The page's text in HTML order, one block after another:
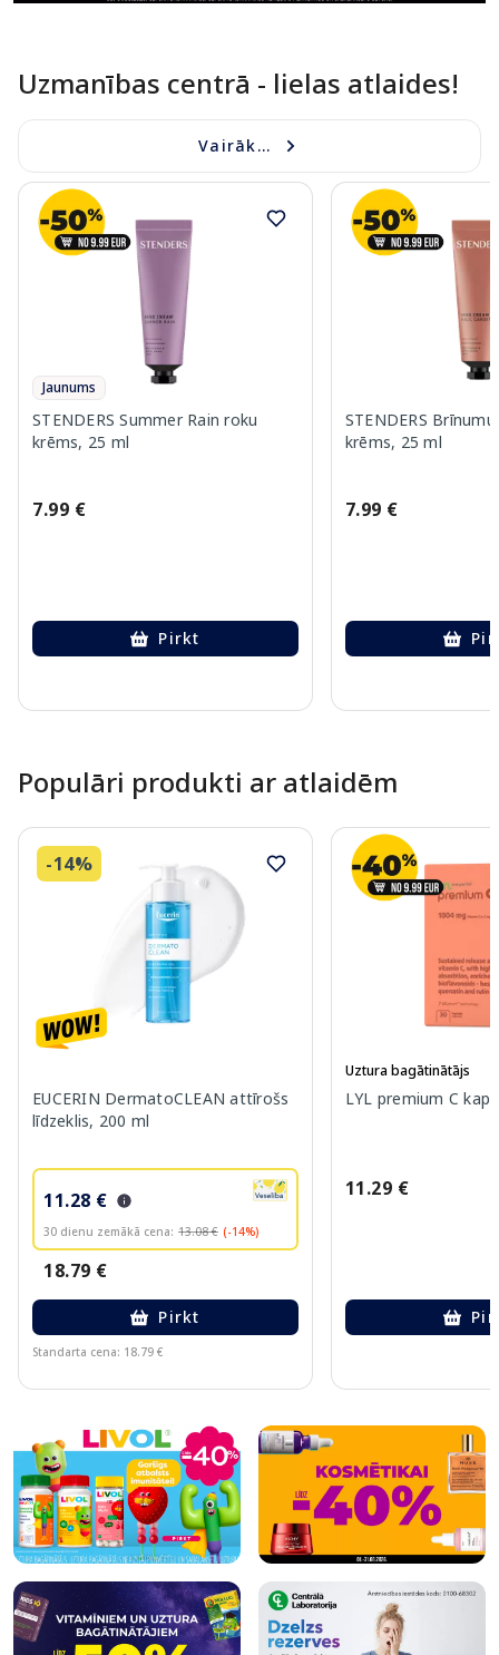
Uzmanības centrā - lielas atlaides!
Vairāk...
Jaunums
STENDERS Summer Rain roku
krēms, 25 ml
7.99 €
Pirkt
STENDERS
krēms, 25 ml
7.99 €
Populāri produkti ar atlaidēm
-14%
EUCERIN DermatoCLEAN attīrošs
līdzeklis, 200 ml
11.28 €
30 dienu zemākā cena: 13.08 € (-14%)
18.79 €
Pirkt
Standarta cena: 18.79 €
Uztura bagātinātājs
LYL premium C
11.29 €